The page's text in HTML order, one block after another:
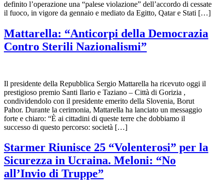
definito l’operazione una “palese violazione” dell’accordo di cessate
il fuoco, in vigore da gennaio e mediato da Egitto, Qatar e Stati […]
Mattarella: “Anticorpi della Democrazia
Contro Sterili Nazionalismi”
Il presidente della Repubblica Sergio Mattarella ha ricevuto oggi il
prestigioso premio Santi Ilario e Taziano – Città di Gorizia ,
condividendolo con il presidente emerito della Slovenia, Borut
Pahor. Durante la cerimonia, Mattarella ha lanciato un messaggio
forte e chiaro: “È ai cittadini di queste terre che dobbiamo il
successo di questo percorso: società […]
Starmer Riunisce 25 “Volenterosi” per la
Sicurezza in Ucraina. Meloni: “No
all’Invio di Truppe”